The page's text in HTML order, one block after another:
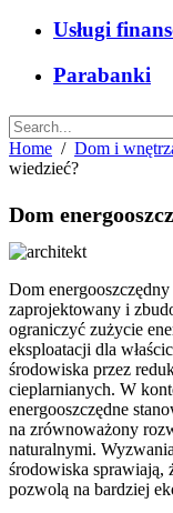
Usługi
Parabanki
Home / Dom i
wiedzieć?
Dom
Dom
zaprojektowany i
ograniczyć zużycie
eksploatacji dla
środowiska przez
cieplarnianych. W
energooszczędne
na zrównoważony
naturalnymi.
środowiska sprawiają,
pozwolą na bardziej